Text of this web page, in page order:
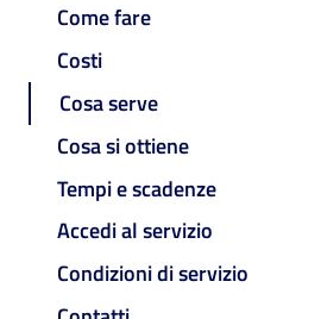
Come fare
Costi
Cosa serve
Cosa si ottiene
Tempi e scadenze
Accedi al servizio
Condizioni di servizio